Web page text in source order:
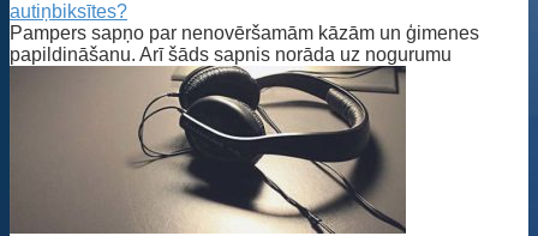
autiņbiksītes?
Pampers sapņo par nenovēršamām kāzām un ģimenes
papildināšanu. Arī šāds sapnis norāda uz nogurumu